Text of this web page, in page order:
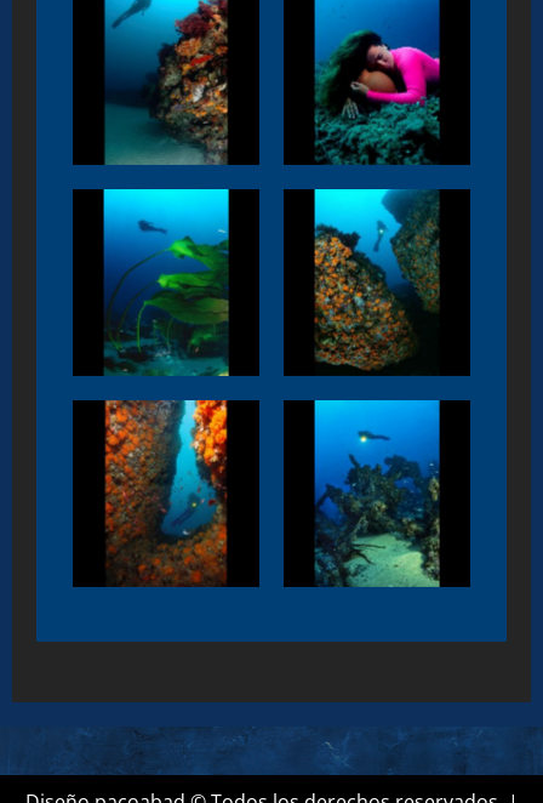
Foto 1 Foto 2
Laminarias. Tarifa
Las Piscinas.
Tarifa
Las Piscinas2.
Tarifa
El Don Juan2.
Tarifa